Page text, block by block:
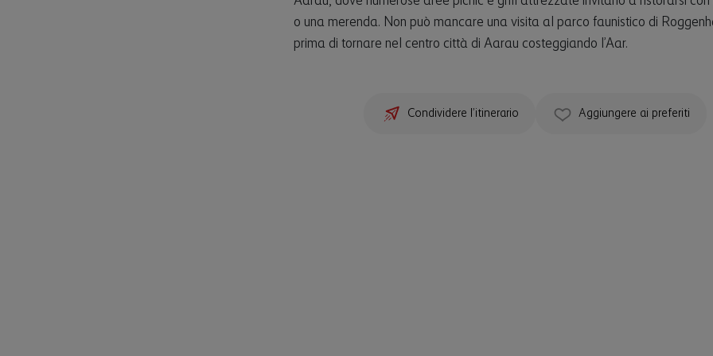
o una merenda. Non può mancare una visita al parco faunistico di
prima di tornare nel centro città di Aarau costeggiando l’Aar.
Condividere l’itinerario Aggiungere ai preferiti